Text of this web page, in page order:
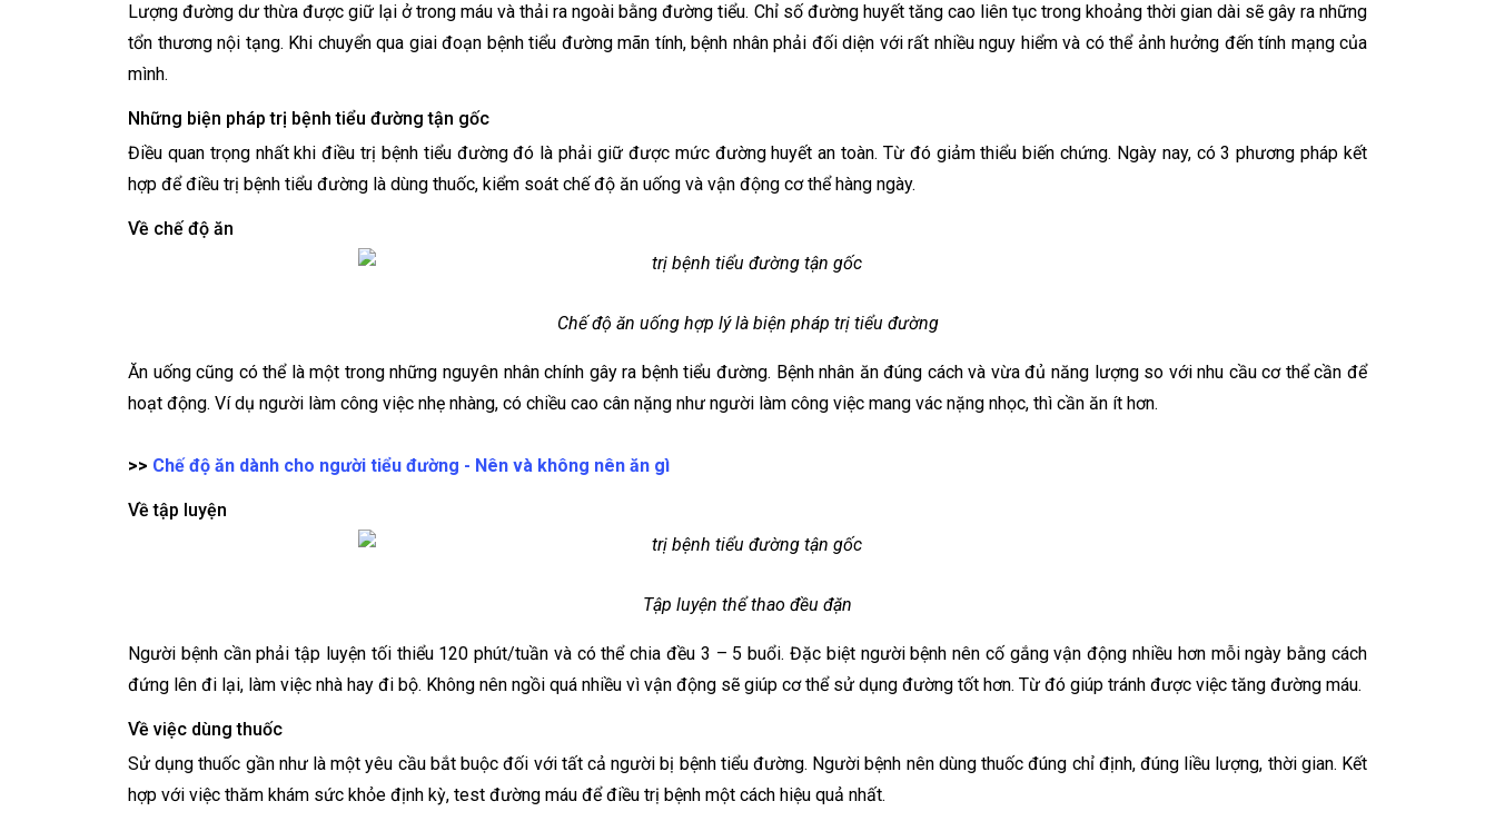
Lượng đường dư thừa được giữ lại ở trong máu và thải ra ngoài bằng đường tiểu. Chỉ số đường huyết tăng cao liên tục trong khoảng thời gian dài sẽ gây ra những
tổn thương nội tạng. Khi chuyển qua giai đoạn bệnh tiểu đường mãn tính, bệnh nhân phải đối diện với rất nhiều nguy hiểm và có thể ảnh hưởng đến tính mạng của
mình.
Những biện pháp trị bệnh tiểu đường tận gốc
Điều quan trọng nhất khi điều trị bệnh tiểu đường đó là phải giữ được mức đường huyết an toàn. Từ đó giảm thiểu biến chứng. Ngày nay, có 3 phương pháp kết
hợp để điều trị bệnh tiểu đường là dùng thuốc, kiểm soát chế độ ăn uống và vận động cơ thể hàng ngày.
Về chế độ ăn
Chế độ ăn uống hợp lý là biện pháp trị tiểu đường
Ăn uống cũng có thể là một trong những nguyên nhân chính gây ra bệnh tiểu đường. Bệnh nhân ăn đúng cách và vừa đủ năng lượng so với nhu cầu cơ thể cần để
hoạt động. Ví dụ người làm công việc nhẹ nhàng, có chiều cao cân nặng như người làm công việc mang vác nặng nhọc, thì cần ăn ít hơn.
>> Chế độ ăn dành cho người tiểu đường - Nên và không nên ăn gì
Về tập luyện
Tập luyện thể thao đều đặn
Người bệnh cần phải tập luyện tối thiểu 120 phút/tuần và có thể chia đều 3 – 5 buổi. Đặc biệt người bệnh nên cố gắng vận động nhiều hơn mỗi ngày bằng cách
đứng lên đi lại, làm việc nhà hay đi bộ. Không nên ngồi quá nhiều vì vận động sẽ giúp cơ thể sử dụng đường tốt hơn. Từ đó giúp tránh được việc tăng đường máu.
Về việc dùng thuốc
Sử dụng thuốc gần như là một yêu cầu bắt buộc đối với tất cả người bị bệnh tiểu đường. Người bệnh nên dùng thuốc đúng chỉ định, đúng liều lượng, thời gian. Kết
hợp với việc thăm khám sức khỏe định kỳ, test đường máu để điều trị bệnh một cách hiệu quả nhất.